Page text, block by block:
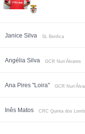
Janice Silva SL Benfica
Angélia Silva GCR Nun’Álvares
Ana Pires "Loira" GCR
Inês Matos CRC Quinta dos